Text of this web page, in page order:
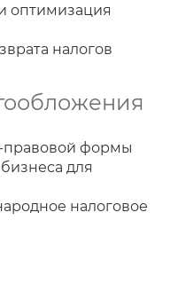
оптимизация
налогов
правовой формы
для
налоговое